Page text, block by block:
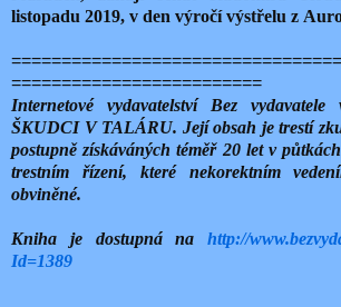
listopadu 2019, v den výročí výstřelu z
=========================
Internetové vydavatelství Bez
ŠKUDCI V TALÁRU. Její obsah je trestí
postupně získáváných téměř 20 let v
trestním řízení, které nekorektním
obviněné.
Kniha je dostupná na http://
Id=1389